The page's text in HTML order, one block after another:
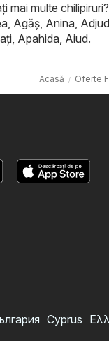
mai multe
, Agăş, Anina, Adjud
, Apahida, Aiud.
Acasă Oferte
Cyprus